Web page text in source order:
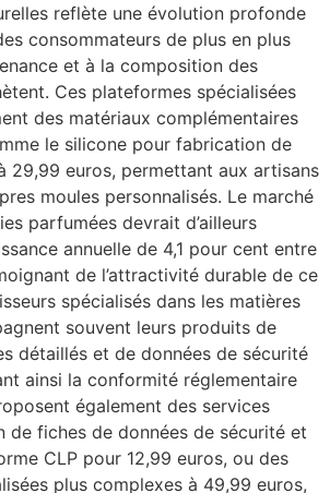
reflète une évolution profonde
consommateurs de plus en plus
et à la composition des
Ces plateformes spécialisées
des matériaux complémentaires
le silicone pour fabrication de
29,99 euros, permettant aux artisans
moules personnalisés. Le marché
parfumées devrait d’ailleurs
annuelle de 4,1 pour cent entre
de l’attractivité durable de ce
spécialisés dans les matières
souvent leurs produits de
détaillés et de données de sécurité
ainsi la conformité réglementaire
également des services
de fiches de données de sécurité et
CLP pour 12,99 euros, ou des
plus complexes à 49,99 euros,